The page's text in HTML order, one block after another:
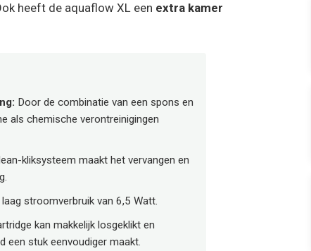
heeft de aquaflow XL een extra kamer
Door de combinatie van een spons en
als chemische verontreinigingen
kliksysteem maakt het vervangen en
stroomverbruik van 6,5 Watt.
kan makkelijk losgeklikt en
een stuk eenvoudiger maakt.